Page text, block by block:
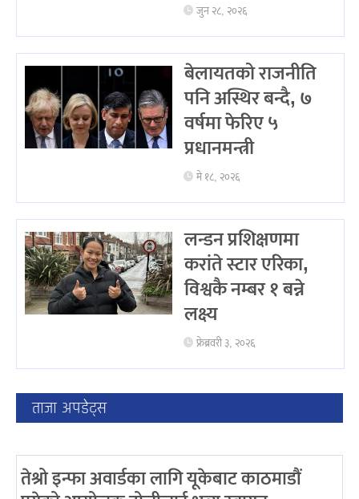
जुन २८, २०२६
बेलायतको राजनीति
पनि अस्थिर बन्दै, ७
वर्षमा फेरिए ५
प्रधानमन्त्री
मे १८, २०२६
लन्डन प्रशिक्षणमा
करांते स्टार एरिका,
विश्वकै नम्बर १ बन्ने
लक्ष्य
फ्रेब्रवरी ३, २०२६
ताजा अपडेट्स
तेश्रो इन्फा अवार्डका लागि यूकेबाट काठमाडौं